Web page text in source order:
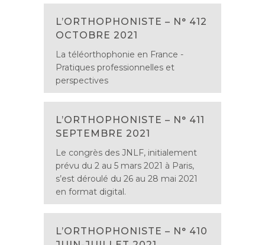
L’ORTHOPHONISTE – N° 412
OCTOBRE 2021
La téléorthophonie en France -
Pratiques professionnelles et
perspectives
L’ORTHOPHONISTE – N° 411
SEPTEMBRE 2021
Le congrès des JNLF, initialement
prévu du 2 au 5 mars 2021 à Paris,
s’est déroulé du 26 au 28 mai 2021
en format digital.
L’ORTHOPHONISTE – N° 410